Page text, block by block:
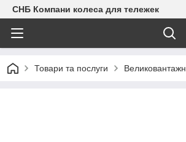
СНБ Компани колеса для тележек
Товари та послуги